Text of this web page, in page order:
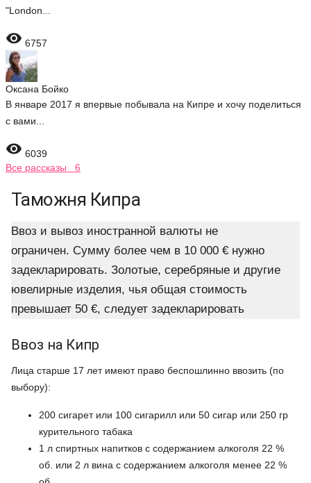
"London...
 6757
Оксана Бойко
В январе 2017 я впервые побывала на Кипре и хочу поделиться
с вами...
 6039
Все рассказы 6
Таможня Кипра
Ввоз и вывоз иностранной валюты не
ограничен. Сумму более чем в 10 000 € нужно
задекларировать. Золотые, серебряные и другие
ювелирные изделия, чья общая стоимость
превышает 50 €, следует задекларировать
Ввоз на Кипр
Лица старше 17 лет имеют право беспошлинно ввозить (по
выбору):
200 сигарет или 100 сигарилл или 50 сигар или 250 гр
курительного табака
1 л спиртных напитков с содержанием алкоголя 22 %
об. или 2 л вина с содержанием алкоголя менее 22 %